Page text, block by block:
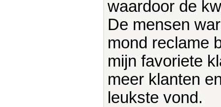
waardoor de
De mensen
mond reclame
mijn favoriete
meer klanten
leukste vond.